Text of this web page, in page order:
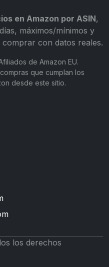
en Amazon por ASIN,
máximos/mínimos y
comprar con datos reales.
de Amazon EU.
que cumplan los
desde este sitio.
los derechos